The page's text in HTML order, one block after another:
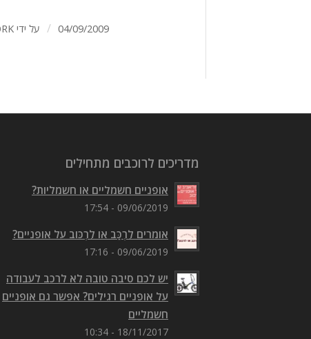
04/09/2009
/ על ידי
מדריכים לרוכבים מתחילים
אופניים חשמליים או חשמליות?
09/06/2019 - 17:54
אומרים לִרְכַּב או לִרְכּוב על אופניים?
09/06/2019 - 17:16
יש לכם סיבה טובה לא לרכב לעבודה
על אופניים רגילים? אפשר גם אופניים
חשמליים
18/11/2017 - 10:34